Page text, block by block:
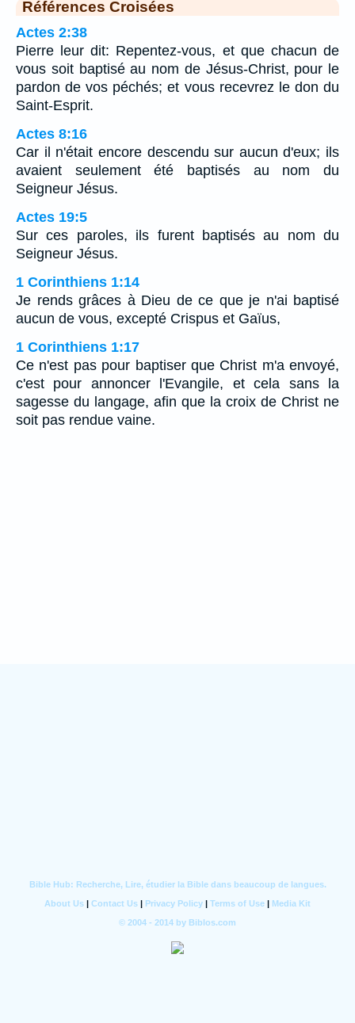
Références Croisées
Actes 2:38
Pierre leur dit: Repentez-vous, et que chacun de
vous soit baptisé au nom de Jésus-Christ, pour le
pardon de vos péchés; et vous recevrez le don du
Saint-Esprit.
Actes 8:16
Car il n'était encore descendu sur aucun d'eux; ils
avaient seulement été baptisés au nom du
Seigneur Jésus.
Actes 19:5
Sur ces paroles, ils furent baptisés au nom du
Seigneur Jésus.
1 Corinthiens 1:14
Je rends grâces à Dieu de ce que je n'ai baptisé
aucun de vous, excepté Crispus et Gaïus,
1 Corinthiens 1:17
Ce n'est pas pour baptiser que Christ m'a envoyé,
c'est pour annoncer l'Evangile, et cela sans la
sagesse du langage, afin que la croix de Christ ne
soit pas rendue vaine.